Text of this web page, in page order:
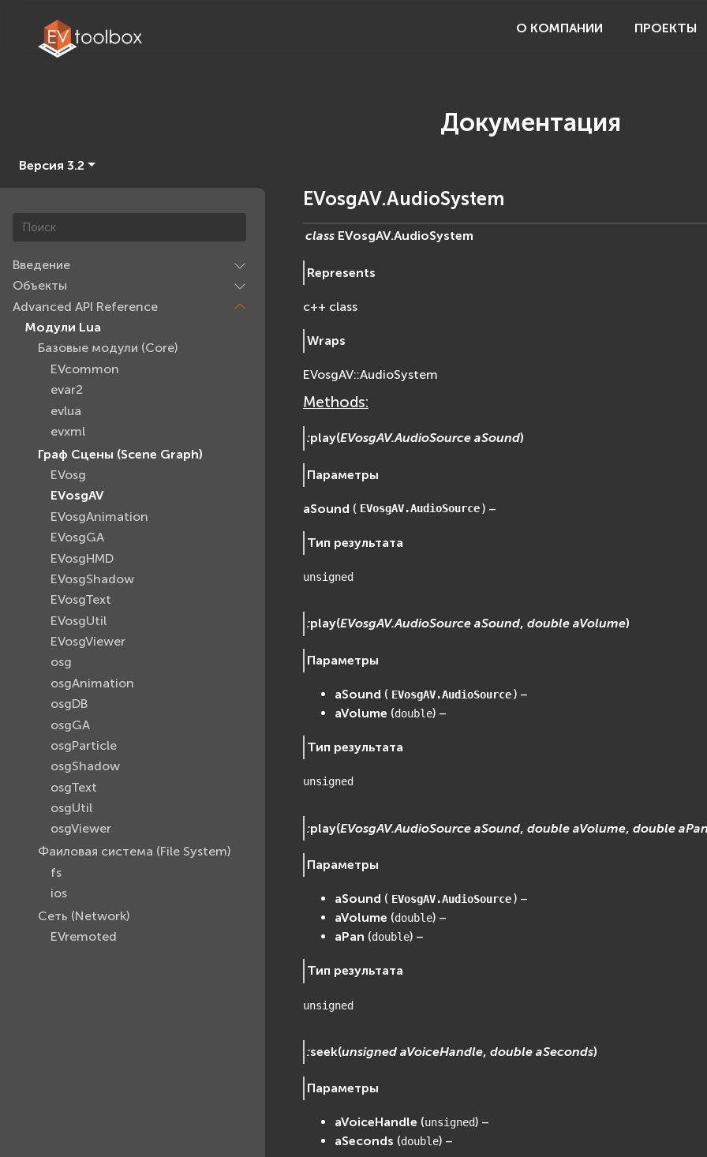
О КОМПАНИИ ПРОЕКТЫ
Документация
Версия 3.2
Введение
Объекты
Advanced API Reference
Модули Lua
Базовые модули (Core)
EVcommon
evar2
evlua
evxml
Граф Сцены (Scene Graph)
EVosg
EVosgAV
EVosgAnimation
EVosgGA
EVosgHMD
EVosgShadow
EVosgText
EVosgUtil
EVosgViewer
osg
osgAnimation
osgDB
osgGA
osgParticle
osgShadow
osgText
osgUtil
osgViewer
Фаиловая система (File System)
fs
ios
Сеть (Network)
EVremoted
EVosgAV.AudioSystem
class EVosgAV.AudioSystem
Represents
c++ class
Wraps
EVosgAV::AudioSystem
Methods:
:play(EVosgAV.AudioSource aSound)
Параметры
aSound ( EVosgAV.AudioSource ) –
Тип результата
unsigned
:play(EVosgAV.AudioSource aSound,double aVolume)
Параметры
aSound ( EVosgAV.AudioSource ) –
aVolume (double) –
Тип результата
unsigned
:play(EVosgAV.AudioSource aSound,double aVolume,double
Параметры
aSound ( EVosgAV.AudioSource ) –
aVolume (double) –
aPan (double) –
Тип результата
unsigned
:seek(unsigned aVoiceHandle,double aSeconds)
Параметры
aVoiceHandle (unsigned) –
aSeconds (double) –